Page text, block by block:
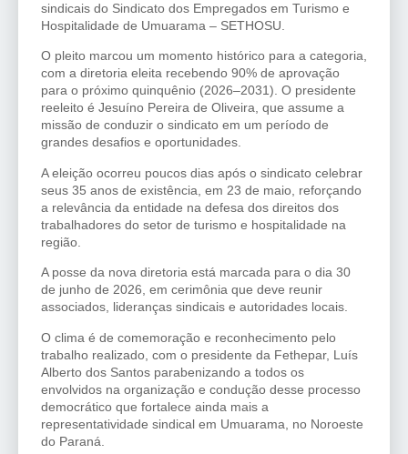
sindicais do Sindicato dos Empregados em Turismo e
Hospitalidade de Umuarama – SETHOSU.
O pleito marcou um momento histórico para a categoria,
com a diretoria eleita recebendo 90% de aprovação
para o próximo quinquênio (2026–2031). O presidente
reeleito é Jesuíno Pereira de Oliveira, que assume a
missão de conduzir o sindicato em um período de
grandes desafios e oportunidades.
A eleição ocorreu poucos dias após o sindicato celebrar
seus 35 anos de existência, em 23 de maio, reforçando
a relevância da entidade na defesa dos direitos dos
trabalhadores do setor de turismo e hospitalidade na
região.
A posse da nova diretoria está marcada para o dia 30
de junho de 2026, em cerimônia que deve reunir
associados, lideranças sindicais e autoridades locais.
O clima é de comemoração e reconhecimento pelo
trabalho realizado, com o presidente da Fethepar, Luís
Alberto dos Santos parabenizando a todos os
envolvidos na organização e condução desse processo
democrático que fortalece ainda mais a
representatividade sindical em Umuarama, no Noroeste
do Paraná.